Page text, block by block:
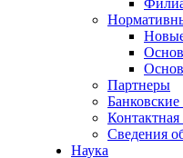
Партнеры
Сведения
Наука